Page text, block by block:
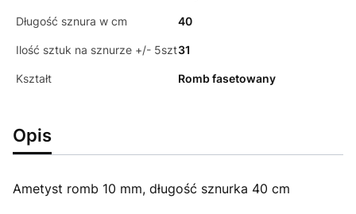
Długość sznura w cm 40
Ilość sztuk na sznurze +/- 5szt31
Kształt Romb fasetowany
Opis
Ametyst romb 10 mm, długość sznurka 40 cm